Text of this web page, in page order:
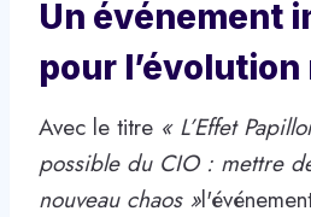
Un événement
pour
Avec le titre « L’Effet
possible du CIO : mettre
nouveau chaos »